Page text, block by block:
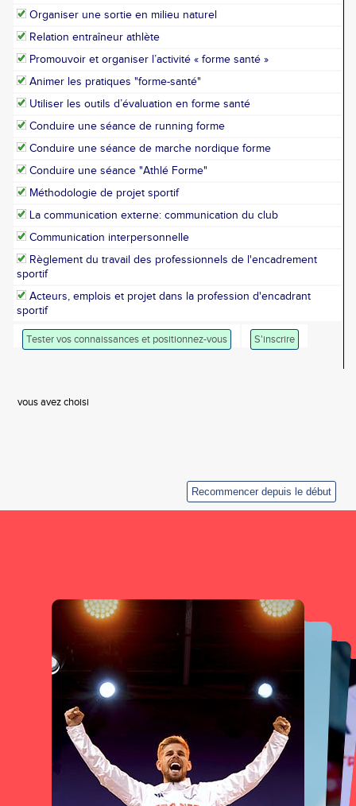
Organiser une sortie en milieu naturel
Relation entraîneur athlète
Promouvoir et organiser l’activité « forme santé »
Animer les pratiques "forme-santé"
Utiliser les outils d’évaluation en forme santé
Conduire une séance de running forme
Conduire une séance de marche nordique forme
Conduire une séance "Athlé Forme"
Méthodologie de projet sportif
La communication externe: communication du club
Communication interpersonnelle
Règlement du travail des professionnels de l'encadrement
sportif
Acteurs, emplois et projet dans la profession d'encadrant
sportif
Tester vos connaissances et positionnez-vous S'inscrire
vous avez choisi